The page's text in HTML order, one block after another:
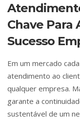
Chave Para
Sucesso
Em um mercado
atendimento ao
qualquer empresa.
garante a
sustentável de um